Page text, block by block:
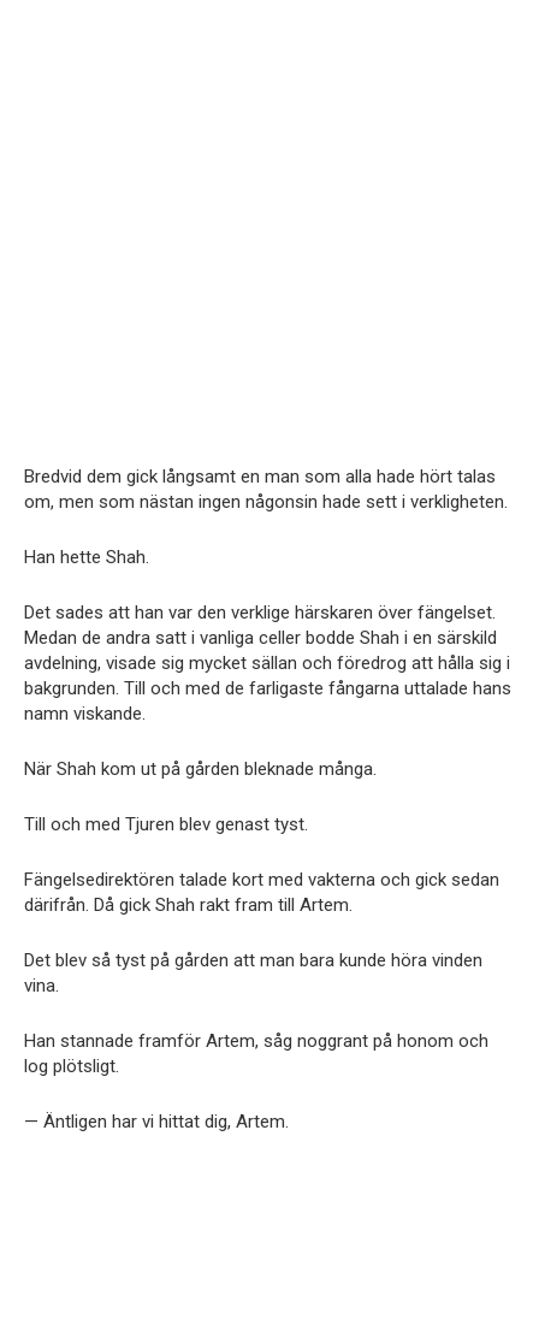
Bredvid dem gick långsamt en man som alla hade hört talas
om, men som nästan ingen någonsin hade sett i verkligheten.
Han hette Shah.
Det sades att han var den verklige härskaren över fängelset.
Medan de andra satt i vanliga celler bodde Shah i en särskild
avdelning, visade sig mycket sällan och föredrog att hålla sig i
bakgrunden. Till och med de farligaste fångarna uttalade hans
namn viskande.
När Shah kom ut på gården bleknade många.
Till och med Tjuren blev genast tyst.
Fängelsedirektören talade kort med vakterna och gick sedan
därifrån. Då gick Shah rakt fram till Artem.
Det blev så tyst på gården att man bara kunde höra vinden
vina.
Han stannade framför Artem, såg noggrant på honom och
log plötsligt.
— Äntligen har vi hittat dig, Artem.